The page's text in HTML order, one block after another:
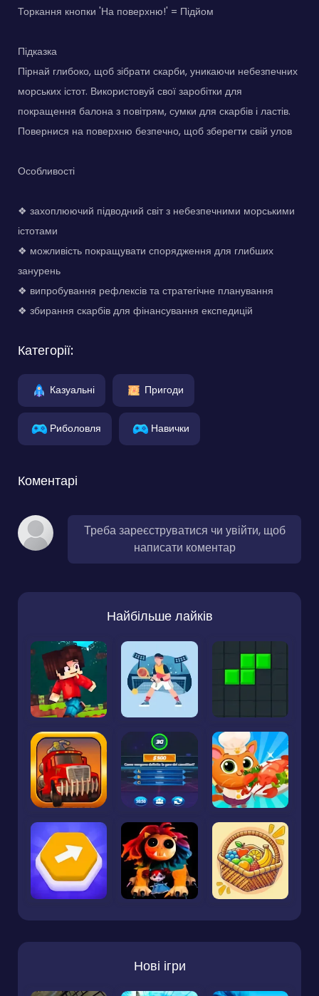
Торкання кнопки 'На поверхню!' = Підйом
Підказка
Пірнай глибоко, щоб зібрати скарби, уникаючи небезпечних
морських істот. Використовуй свої заробітки для
покращення балона з повітрям, сумки для скарбів і ластів.
Повернися на поверхню безпечно, щоб зберегти свій улов
Особливості
❖ захоплюючий підводний світ з небезпечними морськими
істотами
❖ можливість покращувати спорядження для глибших
занурень
❖ випробування рефлексів та стратегічне планування
❖ збирання скарбів для фінансування експедицій
Категорії:
Казуальні Пригоди
Риболовля Навички
Коментарі
Треба зареєструватися чи увійти, щоб
написати коментар
Найбільше лайків
Нові ігри